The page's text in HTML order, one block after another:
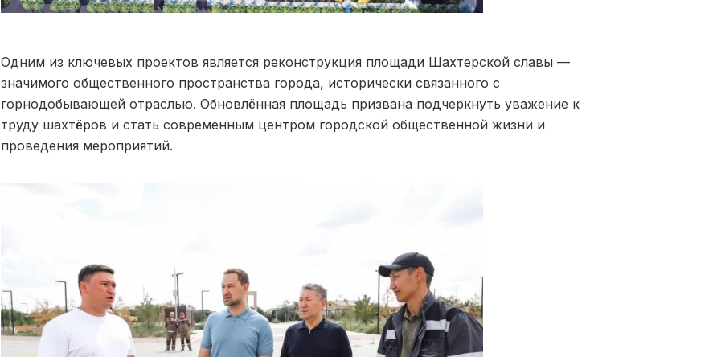
Одним из ключевых проектов является реконструкция площади Шахтерской славы —
значимого общественного пространства города, исторически связанного с
горнодобывающей отраслью. Обновлённая площадь призвана подчеркнуть уважение к
труду шахтёров и стать современным центром городской общественной жизни и
проведения мероприятий.